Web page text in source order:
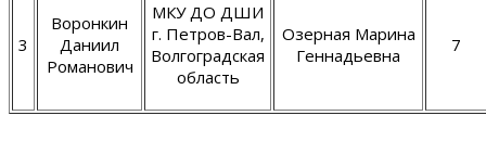
3
Воронкин
Даниил
Романович
МКУ ДО ДШИ
г. Петров-Вал,
Волгоградская
область
Озерная Марина
Геннадьевна
7